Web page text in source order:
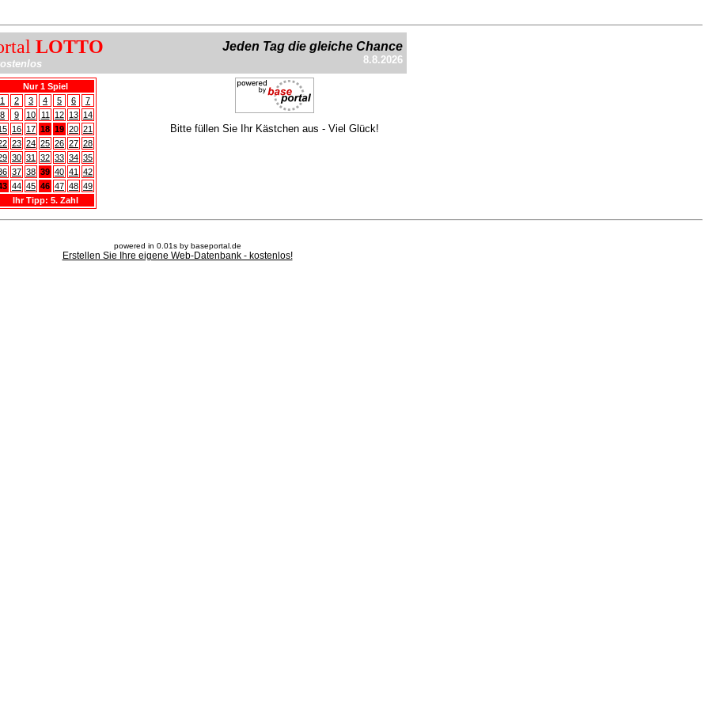
LOTTO Jeden Tag die gleiche Chance
8.8.2026
Nur 1 Spiel
1
2 3 4 5 6
7
8
9 10 11 12 13 14
16 17 18 19 20 21
23 24 25 26 27 28
30 31 32 33 34 35
37 38 39 40 41
42
44 45 46 47 48 49
Ihr Tipp: 5. Zahl
Bitte füllen Sie Ihr Kästchen aus - Viel Glück!
powered in 0.01s by baseportal.de
Erstellen Sie Ihre eigene Web-Datenbank - kostenlos!